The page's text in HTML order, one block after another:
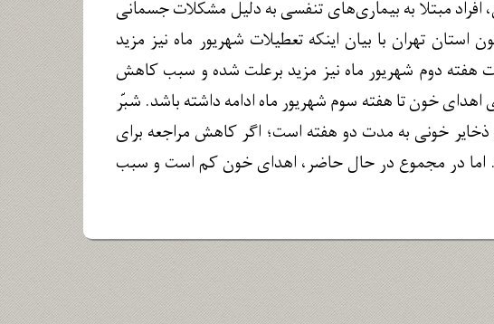
مبتلا به بیماری‌های تنفسی به دلیل مشکلات جسمانی
تهران با بیان اینکه تعطیلات شهریور ماه نیز مزید
دوم شهریور ماه نیز مزید برعلت شده و سبب کاهش
خون تا هفته سوم شهریور ماه ادامه داشته باشد. شبّر
خونی به مدت دو هفته است؛ اگر کاهش مراجعه برای
اما در مجموع در حال حاضر، اهدای خون کم است و سبب